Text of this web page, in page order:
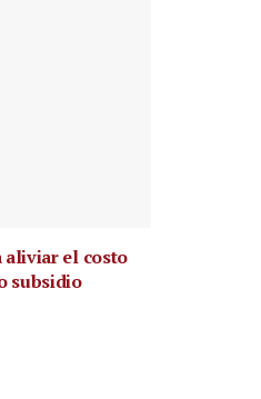
aliviar el costo
subsidio